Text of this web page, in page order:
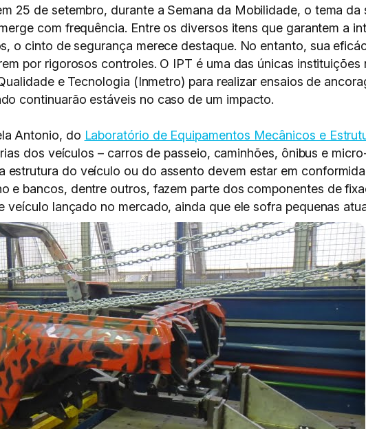
25 de setembro, durante a Semana da Mobilidade, o tema da
com frequência. Entre os diversos itens que garantem a
o cinto de segurança merece destaque. No entanto, sua
por rigorosos controles. O IPT é uma das únicas instituições
e Tecnologia (Inmetro) para realizar ensaios de
continuarão estáveis no caso de um impacto.
Antonio, do Laboratório de Equipamentos Mecânicos e
dos veículos – carros de passeio, caminhões, ônibus e
do veículo ou do assento devem estar em
e bancos, dentre outros, fazem parte dos componentes de
lançado no mercado, ainda que ele sofra pequenas